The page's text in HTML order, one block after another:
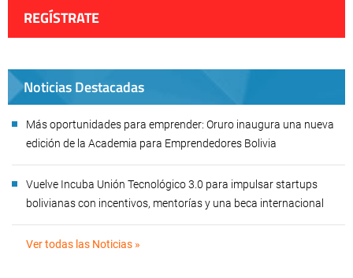
REGÍSTRATE
Noticias Destacadas
Más oportunidades para emprender: Oruro inaugura una nueva
edición de la Academia para Emprendedores Bolivia
Vuelve Incuba Unión Tecnológico 3.0 para impulsar startups
bolivianas con incentivos, mentorías y una beca internacional
Ver todas las Noticias »